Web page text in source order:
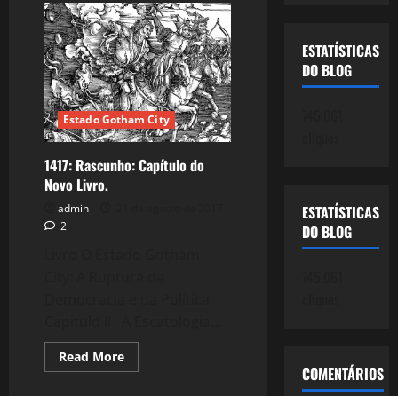
Quatro
Estações
em
Havana
Estado Gotham City
1417: Rascunho: Capítulo do
Novo Livro.
admin
2
Read MoreRead
more
ESTATÍSTICAS
DO BLOG
ESTATÍSTICAS
DO BLOG
COMENTÁRIOS